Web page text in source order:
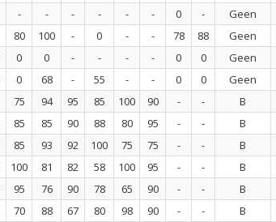
- - - - - - 0 - Geen
80 100 - 0 - - 78 88 Geen
0 0 - - - - 0 0 Geen
0 68 - 55 - - 0 0 Geen
75 94 95 85 100 90 - - B
85 85 90 88 80 95 - - B
85 93 92 100 75 75 - - B
100 81 82 58 100 95 - - B
95 76 90 78 65 90 - - B
70 88 67 80 98 90 - - B